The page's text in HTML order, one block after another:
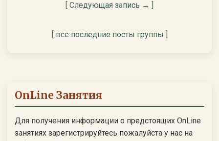
[ Следующая запись → ]
[ все последние посты группы ]
OnLine Занятия
Для получения информации о предстоящих OnLine
занятиях зарегистрируйтесь пожалуйста у нас на